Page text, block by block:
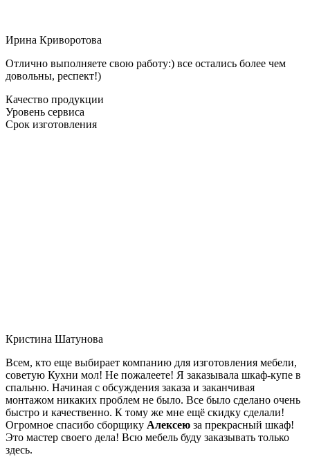
Ирина Криворотова
Отлично выполняете свою работу:) все остались более чем
довольны, респект!)
Качество продукции
Уровень сервиса
Срок изготовления
Кристина Шатунова
Всем, кто еще выбирает компанию для изготовления мебели,
советую Кухни мол! Не пожалеете! Я заказывала шкаф-купе в
спальню. Начиная с обсуждения заказа и заканчивая
монтажом никаких проблем не было. Все было сделано очень
быстро и качественно. К тому же мне ещё скидку сделали!
Огромное спасибо сборщику Алексею за прекрасный шкаф!
Это мастер своего дела! Всю мебель буду заказывать только
здесь.